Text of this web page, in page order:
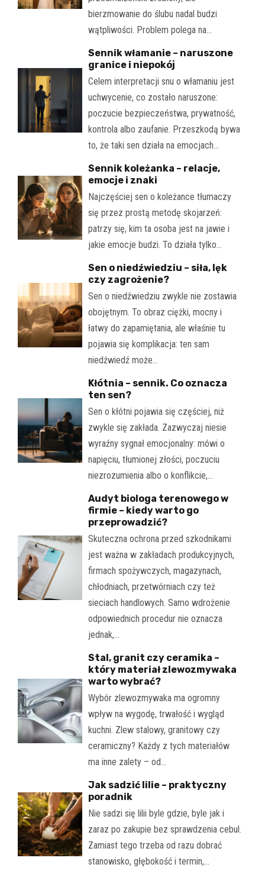
bierzmowanie do ślubu nadal budzi
wątpliwości. Problem polega na…
Sennik włamanie – naruszone
granice i niepokój
Celem interpretacji snu o włamaniu jest
uchwycenie, co zostało naruszone:
poczucie bezpieczeństwa, prywatność,
kontrola albo zaufanie. Przeszkodą bywa
to, że taki sen działa na emocjach…
Sennik koleżanka – relacje,
emocje i znaki
Najczęściej sen o koleżance tłumaczy
się przez prostą metodę skojarzeń:
patrzy się, kim ta osoba jest na jawie i
jakie emocje budzi. To działa tylko…
Sen o niedźwiedziu – siła, lęk
czy zagrożenie?
Sen o niedźwiedziu zwykle nie zostawia
obojętnym. To obraz ciężki, mocny i
łatwy do zapamiętania, ale właśnie tu
pojawia się komplikacja: ten sam
niedźwiedź może…
Kłótnia – sennik. Co oznacza
ten sen?
Sen o kłótni pojawia się częściej, niż
zwykle się zakłada. Zazwyczaj niesie
wyraźny sygnał emocjonalny: mówi o
napięciu, tłumionej złości, poczuciu
niezrozumienia albo o konflikcie,…
Audyt biologa terenowego w
firmie – kiedy warto go
przeprowadzić?
Skuteczna ochrona przed szkodnikami
jest ważna w zakładach produkcyjnych,
firmach spożywczych, magazynach,
chłodniach, przetwórniach czy też
sieciach handlowych. Samo wdrożenie
odpowiednich procedur nie oznacza
jednak,…
Stal, granit czy ceramika –
który materiał zlewozmywaka
warto wybrać?
Wybór zlewozmywaka ma ogromny
wpływ na wygodę, trwałość i wygląd
kuchni. Zlew stalowy, granitowy czy
ceramiczny? Każdy z tych materiałów
ma inne zalety – od…
Jak sadzić lilie – praktyczny
poradnik
Nie sadzi się lilii byle gdzie, byle jak i
zaraz po zakupie bez sprawdzenia cebul.
Zamiast tego trzeba od razu dobrać
stanowisko, głębokość i termin,…